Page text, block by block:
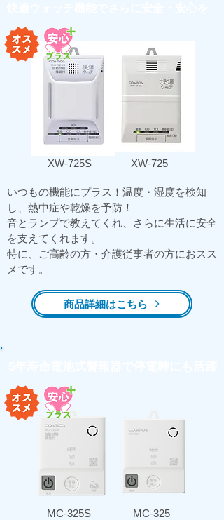
​XW-725S ​XW-725
いつもの機能にプラス！温度・湿度を検知
し、熱中症や乾燥を予防！
​音とランプで教えてくれ、さらに生活に安全
を支えてくれます。
​特に、ご高齢の方・介護従事者の方におスス
メです。
商品詳細はこちら
MC-325S MC-325